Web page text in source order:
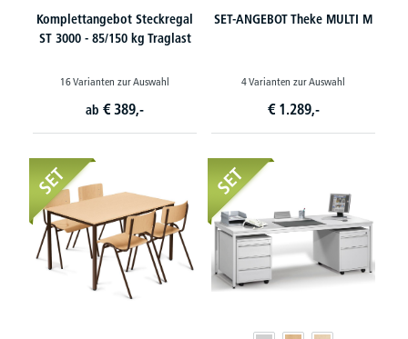
Komplettangebot Steckregal
ST 3000 - 85/150 kg Traglast
16 Varianten zur Auswahl
ab € 389,-
SET-ANGEBOT Theke MULTI M
4 Varianten zur Auswahl
€ 1.289,-
SET SET